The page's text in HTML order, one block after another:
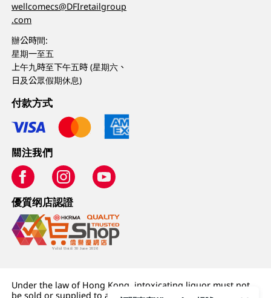
wellcomecs@DFIretailgroup
.com
辦公時間:
星期一至五
上午九時至下午五時 (星期六、
日及公眾假期休息)
付款方式
關注我們
優質纲店認證
Under the law of Hong Kong, intoxicating liquor must not
be sold or supplied to a minor (under 18) in the course of